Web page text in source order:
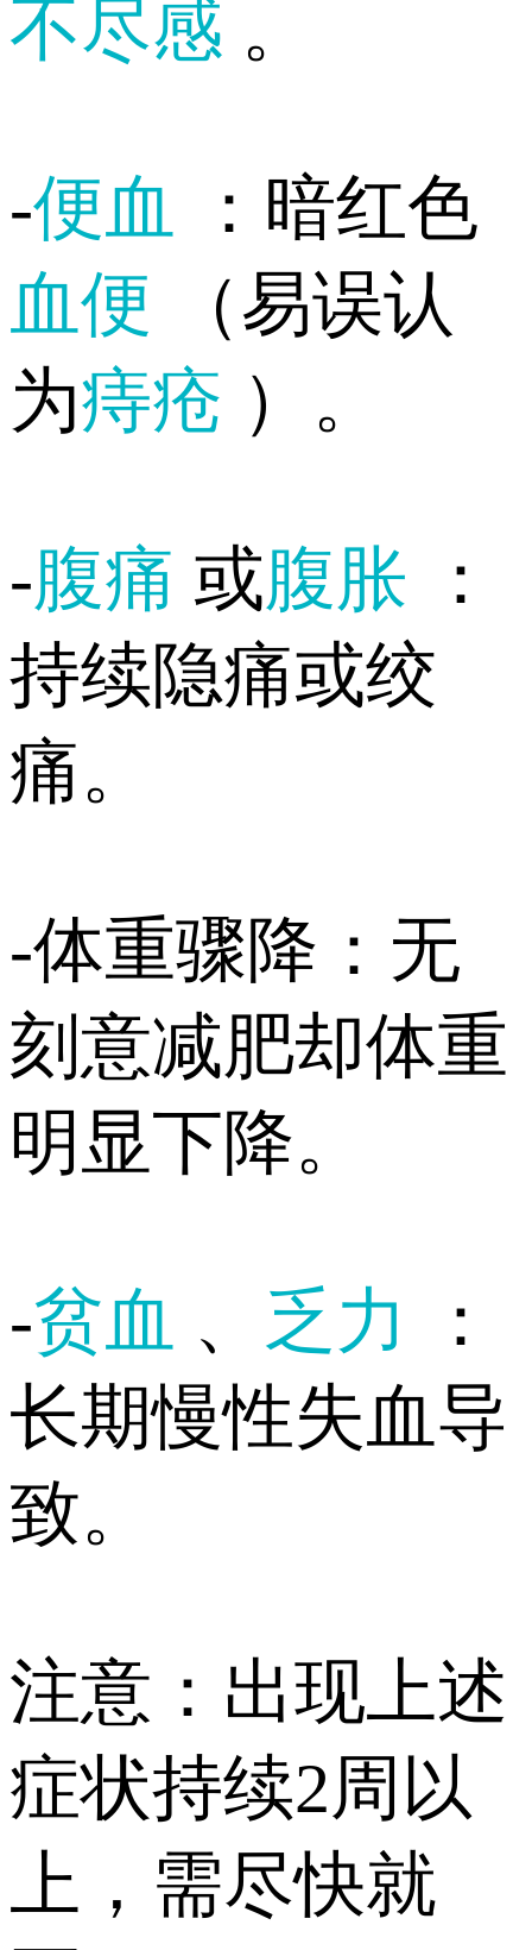
不尽感 。
-便血
：暗红色
血便
（易误认
为痔疮 ）。
-腹痛 或腹胀
：
持续隐痛或绞
痛。
-体重骤降：无
刻意减肥却体重
明显下降。
-贫血 、 乏力
：
长期慢性失血导
致。
注意：出现上述
症状持续2周以
上，需尽快就